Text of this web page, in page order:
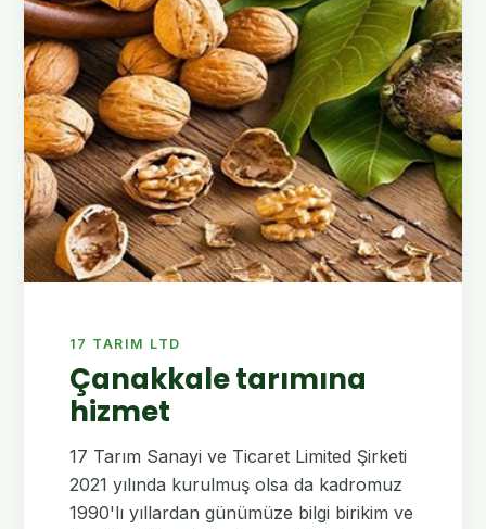
17 TARIM LTD
Çanakkale tarımına
hizmet
17 Tarım Sanayi ve Ticaret Limited Şirketi
2021 yılında kurulmuş olsa da kadromuz
1990'lı yıllardan günümüze bilgi birikim ve